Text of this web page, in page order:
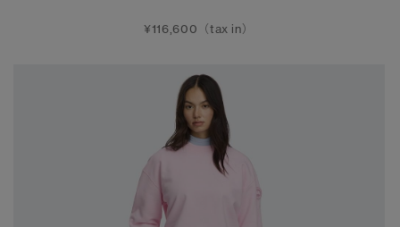
¥116,600（tax in）